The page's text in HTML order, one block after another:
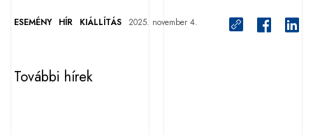
ESEMÉNY HÍR KIÁLLÍTÁS 2025. november 4.
További hírek